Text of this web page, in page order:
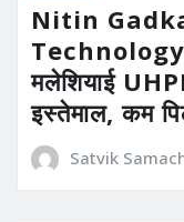
Nitin
Technology
मलेशियाई
इस्तेमाल, कम
Satvik